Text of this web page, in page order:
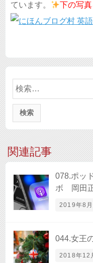
ています。
下の写
検
索:
関連記事
078.ポッ
ボ 岡田正
2019年8
044.女王
2018年12